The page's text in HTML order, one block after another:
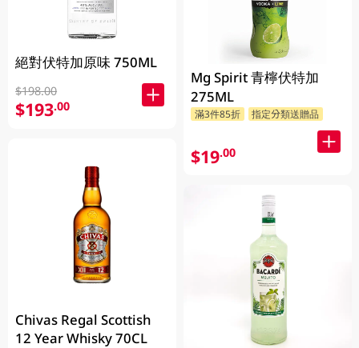
絕對伏特加原味 750ML
$198.00
$193.00
Chivas Regal Scottish
12 Year Whisky 70CL
Mg Spirit 青檸伏特加
275ML
滿3件85折 指定分類送贈品
$19.00